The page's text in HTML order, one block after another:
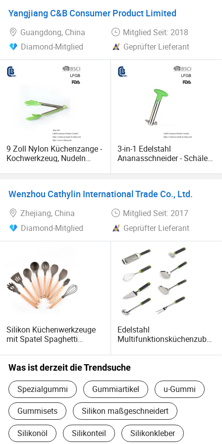
Yangjiang C&B Consumer Product Limited
Guangdong, China
Mitglied Seit: 2018
Diamond-Mitglied
Geprüfter Lieferant
9 Zoll Nylon Küchenzange -
Kochwerkzeug, Nudeln
Werkzeug
3-in-1 Edelstahl
Ananasschneider - Schäler
Küchen Gadget
Wenzhou Cathylin International Trade Co., Ltd.
Zhejiang, China
Mitglied Seit: 2017
Diamond-Mitglied
Geprüfter Lieferant
Silikon Küchenwerkzeuge
mit Spatel Spaghetti
Edelstahl
Multifunktionsküchenzube
Gadget
Was ist derzeit die Trendsuche
Spezialgummi Gummiartikel u-Gummi
Gummisets Silikon maßgeschneidert
Silikonöl Silikonteil Silikonkleber